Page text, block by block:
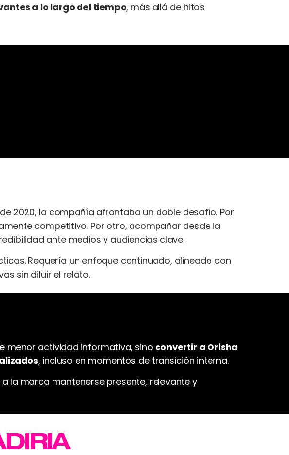
a lo largo del tiempo, más allá de hitos
2020, la compañía afrontaba un doble desafío. Por
competitivo. Por otro, acompañar desde la
ante medios y audiencias clave.
Requería un enfoque continuado, alineado con
sin diluir el relato.
menor actividad informativa, sino convertir a Orisha
, incluso en momentos de transición interna.
la marca mantenerse presente, relevante y